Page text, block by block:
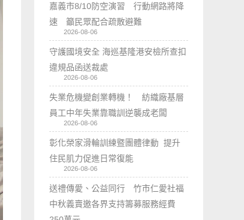
嘉義市8/10防空演習 行動網路將降
速 籲民眾配合疏散避難
2026-08-06
守護國境安全 海巡基隆港安檢所查扣
違規品函送裁處
2026-08-06
失業危機變創業轉機！ 紡織廠基層
員工中年失業靠職訓逆襲成老闆
2026-08-06
彰化榮家滑輪訓練暨團體律動 提升
住民肌力促進日常復能
2026-08-06
送禮傳愛、公益同行 竹市仁愛社福
中秋義賣邀各界支持籌募服務經費